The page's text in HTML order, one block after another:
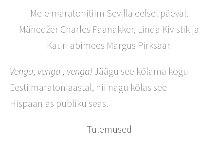
Meie maratonitiim Sevilla eelsel päeval.
Mänedžer Charles Paanakker, Linda Kivistik ja
Kauri abimees Margus Pirksaar.
Venga, venga , venga!Jäägu see kõlama kogu
Eesti maratoniaastal, nii nagu kõlas see
Hispaanias publiku seas.
Tulemused